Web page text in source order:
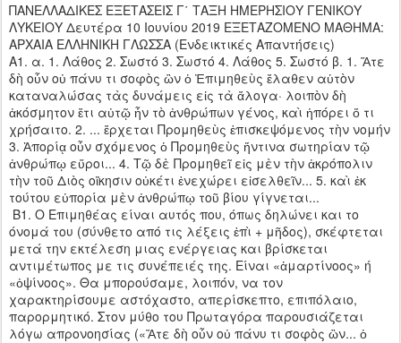
ΠΑΝΕΛΛΑΔΙΚΕΣ ΕΞΕΤΑΣΕΙΣ Γ΄ ΤΑΞΗ ΗΜΕΡΗΣΙΟΥ ΓΕΝΙΚΟΥ
ΛΥΚΕΙΟΥ Δευτέρα 10 Ιουνίου 2019 ΕΞΕΤΑΖΟΜΕΝΟ ΜΑΘΗΜΑ:
AΡΧΑΙΑ ΕΛΛΗΝΙΚΗ ΓΛΩΣΣΑ (Ενδεικτικές Απαντήσεις)
Α1. α. 1. Λάθος 2. Σωστό 3. Σωστό 4. Λάθος 5. Σωστό β. 1. Ἅτε
δὴ οὖν οὐ πάνυ τι σοφὸς ὢν ὁ Ἐπιμηθεὺς ἔλαθεν αὑτὸν
καταναλώσας τὰς δυνάμεις εἰς τὰ ἄλογα· λοιπὸν δὴ
ἀκόσμητον ἔτι αὐτῷ ἦν τὸ ἀνθρώπων γένος, καὶ ἠπόρει ὅ τι
χρήσαιτο. 2. ... ἔρχεται Προμηθεὺς ἐπισκεψόμενος τὴν νομήν
3. Ἀπορίᾳ οὖν σχόμενος ὁ Προμηθεὺς ἥντινα σωτηρίαν τῷ
ἀνθρώπῳ εὕροι... 4. Τῷ δὲ Προμηθεῖ εἰς μὲν τὴν ἀκρόπολιν
τὴν τοῦ Διὸς οἴκησιν οὐκέτι ἐνεχώρει εἰσελθεῖν... 5. καὶ ἐκ
τούτου εὐπορία μὲν ἀνθρώπῳ τοῦ βίου γίγνεται...
Β1. Ο Επιμηθέας είναι αυτός που, όπως δηλώνει και το
όνομά του (σύνθετο από τις λέξεις ἐπὶ + μῆδος), σκέφτεται
μετά την εκτέλεση μιας ενέργειας και βρίσκεται
αντιμέτωπος με τις συνέπειές της. Είναι «ἁμαρτίνοος» ή
«ὀψίνοος». Θα μπορούσαμε, λοιπόν, να τον
χαρακτηρίσουμε αστόχαστο, απερίσκεπτο, επιπόλαιο,
παρορμητικό. Στον μύθο του Πρωταγόρα παρουσιάζεται
λόγω απρονοησίας («Ἅτε δὴ οὖν οὐ πάνυ τι σοφὸς ὢν... ὁ